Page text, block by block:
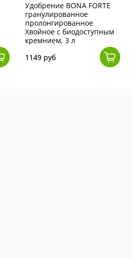
Удобрение BONA FORTE
гранулированное
пролонгированное
Хвойное с биодоступным
кремнием, 3 л
1149 руб